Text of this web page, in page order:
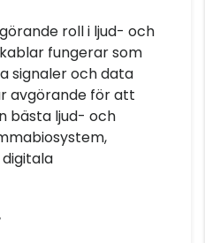
roll i ljud- och
fungerar som
signaler och data
avgörande för att
bästa ljud- och